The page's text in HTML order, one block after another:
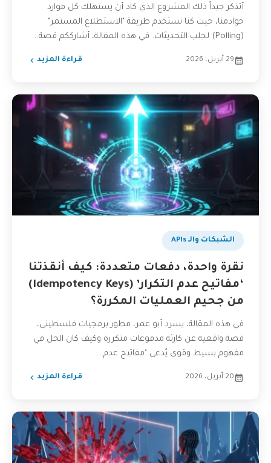
أتذكر جيداً ذلك المشروع الذي كاد أن يستهلك كل موارد
خوادمنا، حيث كنا نستخدم طريقة "الاستطلاع المستمر"
(Polling) لجلب التحديثات. في هذه المقالة، أشارككم قصة...
29 أبريل، 2026 قراءة المزيد
الشبكات والـ APIs
نقرة واحدة، دفعات متعددة: كيف أنقذتنا
‘مفاتيح عدم التكرار’ (Idempotency Keys)
من جحيم العمليات المكررة؟
في هذه المقالة، يسرد أبو عمر، مطور برمجيات فلسطيني،
قصة واقعية عن كارثة مدفوعات متكررة وكيف كان الحل في
مفهوم بسيط وقوي يُدعى "مفاتيح عدم...
20 أبريل، 2026 قراءة المزيد